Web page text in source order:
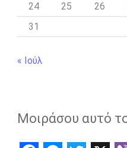
24
25 26
31
« Ιούλ
Μοιράσου αυτό